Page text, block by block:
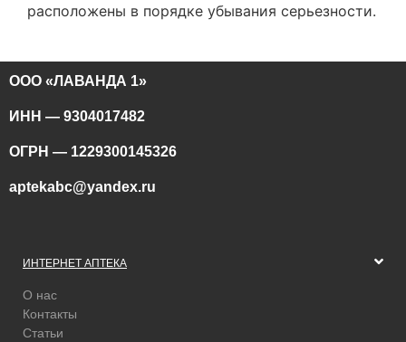
расположены в порядке убывания серьезности.
ООО «ЛАВАНДА 1»
ИНН — 9304017482
ОГРН — 1229300145326
aptekabc@yandex.ru
ИНТЕРНЕТ АПТЕКА
О нас
Контакты
Статьи